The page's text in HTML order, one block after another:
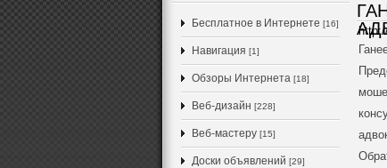
Бесплатное в Интернете [16]
Навигация [1]
Обзоры Интернета [18]
Веб-дизайн [228]
Веб-мастеру [15]
Доски объявлений [29]